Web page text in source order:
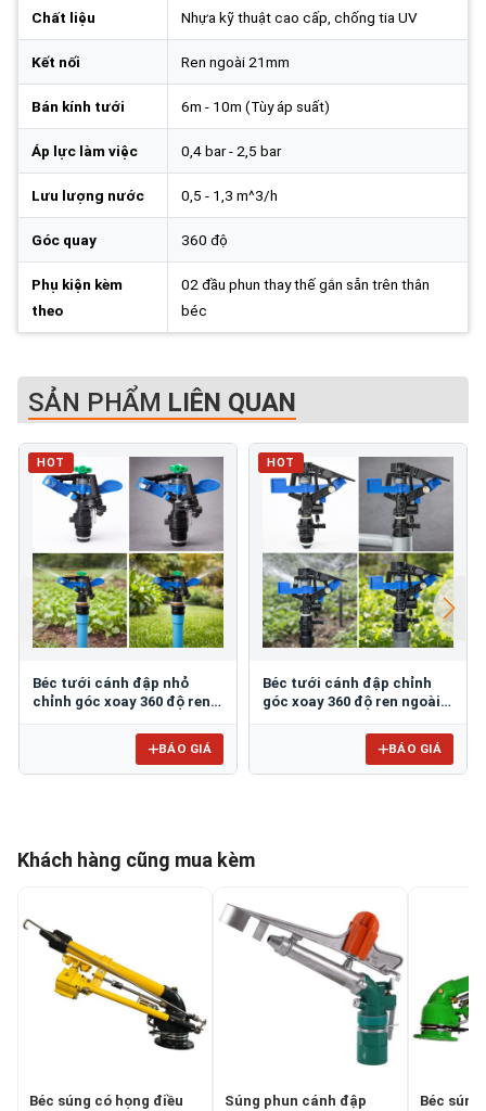
Chất liệu Nhựa kỹ thuật cao cấp, chống tia UV
Kết nối Ren ngoài 21mm
Bán kính tưới 6m - 10m (Tùy áp suất)
Áp lực làm việc 0,4 bar - 2,5 bar
Lưu lượng nước 0,5 - 1,3 m^3/h
Góc quay 360 độ
Phụ kiện kèm
theo
02 đầu phun thay thế gắn sẵn trên thân
béc
SẢN PHẨM LIÊN QUAN
HOT
Béc tưới cánh đập nhỏ
chỉnh góc xoay 360 độ ren
BÁO GIÁ
HOT
Béc tưới cánh đập chỉnh
góc xoay 360 độ ren ngoài
BÁO GIÁ
Khách hàng cũng mua kèm
Béc súng có họng điều
Súng phun cánh đập
Béc